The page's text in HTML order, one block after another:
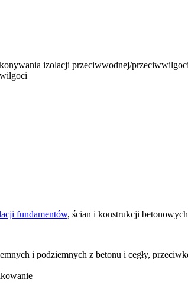
izolacji przeciwwodnej/
fundamentów, ścian i konstrukcji
i podziemnych z betonu i cegły,